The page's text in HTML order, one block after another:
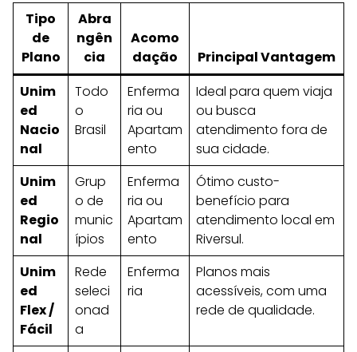
Tipo
de
Plano
Abra
ngên
cia
Acomo
dação
Principal Vantagem
Unim
ed
Nacio
nal
Todo
o
Brasil
Enferma
ria ou
Apartam
ento
Ideal para quem viaja
ou busca
atendimento fora de
sua cidade.
Unim
ed
Regio
nal
Grup
o de
munic
ípios
Enferma
ria ou
Apartam
ento
Ótimo custo-
benefício para
atendimento local em
Riversul.
Unim
ed
Flex /
Fácil
Rede
seleci
onad
a
Enferma
ria
Planos mais
acessíveis, com uma
rede de qualidade.